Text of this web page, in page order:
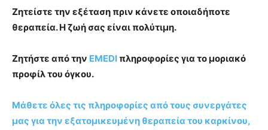
Ζητείστε την εξέταση πριν κάνετε οποιαδήποτε
θεραπεία. Η ζωή σας είναι πολύτιμη.
Ζητήστε από την EMEDI πληροφορίες για το μοριακό
προφίλ του όγκου.
Μάθετε όλες τις πληροφορίες από τους συνεργάτες
μας για την εξατομικευμένη θεραπεία του καρκίνου,